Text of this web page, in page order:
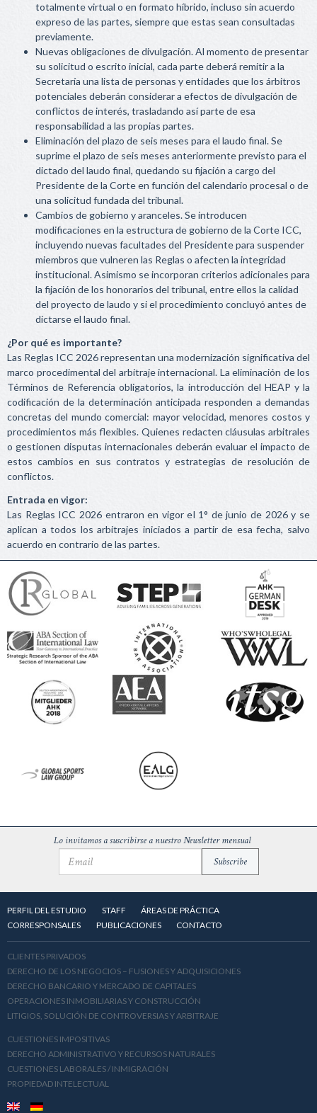
totalmente virtual o en formato híbrido, incluso sin acuerdo
expreso de las partes, siempre que estas sean consultadas
previamente.
Nuevas obligaciones de divulgación. Al momento de presentar
su solicitud o escrito inicial, cada parte deberá remitir a la
Secretaría una lista de personas y entidades que los árbitros
potenciales deberán considerar a efectos de divulgación de
conflictos de interés, trasladando así parte de esa
responsabilidad a las propias partes.
Eliminación del plazo de seis meses para el laudo final. Se
suprime el plazo de seis meses anteriormente previsto para el
dictado del laudo final, quedando su fijación a cargo del
Presidente de la Corte en función del calendario procesal o de
una solicitud fundada del tribunal.
Cambios de gobierno y aranceles. Se introducen
modificaciones en la estructura de gobierno de la Corte ICC,
incluyendo nuevas facultades del Presidente para suspender
miembros que vulneren las Reglas o afecten la integridad
institucional. Asimismo se incorporan criterios adicionales para
la fijación de los honorarios del tribunal, entre ellos la calidad
del proyecto de laudo y si el procedimiento concluyó antes de
dictarse el laudo final.
¿Por qué es importante?
Las Reglas ICC 2026 representan una modernización significativa del
marco procedimental del arbitraje internacional. La eliminación de los
Términos de Referencia obligatorios, la introducción del HEAP y la
codificación de la determinación anticipada responden a demandas
concretas del mundo comercial: mayor velocidad, menores costos y
procedimientos más flexibles. Quienes redacten cláusulas arbitrales
o gestionen disputas internacionales deberán evaluar el impacto de
estos cambios en sus contratos y estrategias de resolución de
conflictos.
Entrada en vigor:
Las Reglas ICC 2026 entraron en vigor el 1° de junio de 2026 y se
aplican a todos los arbitrajes iniciados a partir de esa fecha, salvo
acuerdo en contrario de las partes.
Lo invitamos a suscribirse a nuestro Newsletter mensual
PERFIL DEL ESTUDIO STAFF
ÁREAS DE PRÁCTICA
CORRESPONSALES
PUBLICACIONES CONTACTO
CLIENTES PRIVADOS
DERECHO DE LOS NEGOCIOS – FUSIONES Y ADQUISICIONES
DERECHO BANCARIO Y MERCADO DE CAPITALES
OPERACIONES INMOBILIARIAS Y CONSTRUCCIÓN
LITIGIOS, SOLUCIÓN DE CONTROVERSIAS Y ARBITRAJE
CUESTIONES IMPOSITIVAS
DERECHO ADMINISTRATIVO Y RECURSOS NATURALES
CUESTIONES LABORALES / INMIGRACIÓN
PROPIEDAD INTELECTUAL